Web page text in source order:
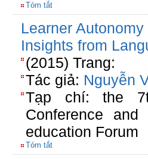
Tóm tắt
Learner
Insights from
(2015) Trang:
Tác giả: Nguyễn
Tạp chí: the
Conference
education Forum
Tóm tắt